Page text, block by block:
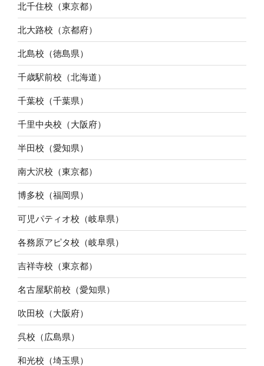
北千住校（東京都）
北大路校（京都府）
北島校（徳島県）
千歳駅前校（北海道）
千葉校（千葉県）
千里中央校（大阪府）
半田校（愛知県）
南大沢校（東京都）
博多校（福岡県）
可児パティオ校（岐阜県）
各務原アピタ校（岐阜県）
吉祥寺校（東京都）
名古屋駅前校（愛知県）
吹田校（大阪府）
呉校（広島県）
和光校（埼玉県）